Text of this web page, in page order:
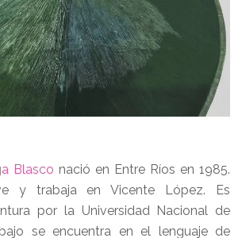
Blasco nació en Entre Ríos en 1985.
y trabaja en Vicente López. Es
por la Universidad Nacional de
se encuentra en el lenguaje de